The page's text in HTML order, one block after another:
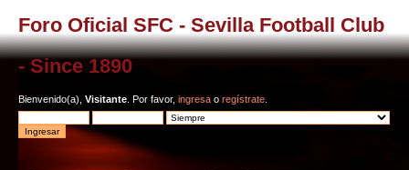
Foro Oficial SFC - Sevilla Football Club
- Since 1890
Bienvenido(a), Visitante . Por favor, ingresa o regístrate